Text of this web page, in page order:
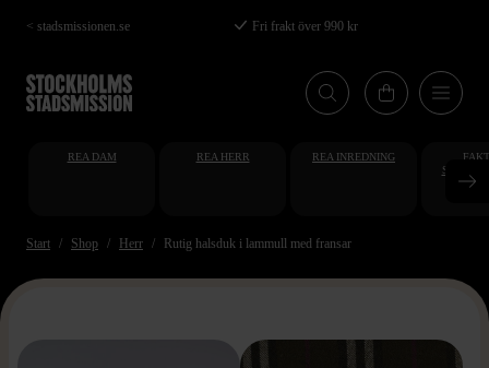
Hoppa
till
huvudinnehåll
< stadsmissionen.se Fri frakt över 990 kr
REA DAM REA HERR REA INREDNING
Start Shop Herr Rutig halsduk i lammull med fransar